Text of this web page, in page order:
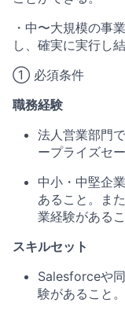
・中〜大規模の事
し、確実に実行し
① 必須条件
職務経験
法人営業部門
ープライズセ
中小・中堅企
あること。ま
業経験があるこ
スキルセット
Salesforceや
験があること。